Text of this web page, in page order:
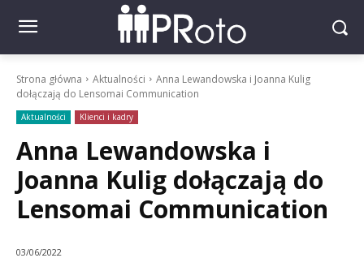
Strona główna Aktualności
Anna Lewandowska i Joanna Kulig
dołączają do Lensomai Communication
Aktualności Klienci i kadry
Anna Lewandowska i
Joanna Kulig dołączają do
Lensomai Communication
03/06/2022